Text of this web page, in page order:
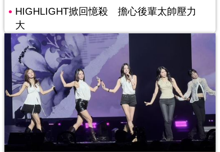
HIGHLIGHT掀回憶殺 擔心後輩太帥壓力
大